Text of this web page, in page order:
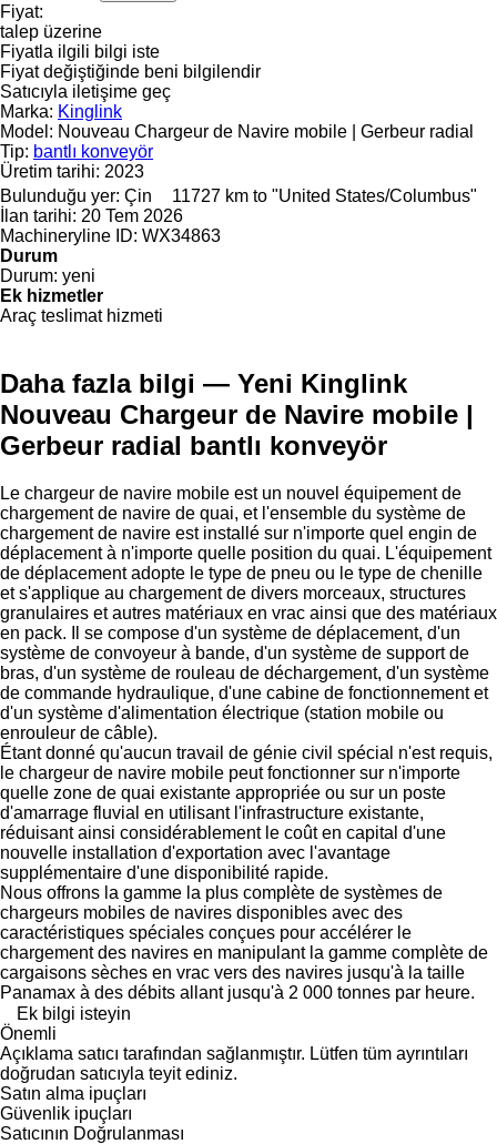
Fiyat:
talep üzerine
Fiyatla ilgili bilgi iste
Fiyat değiştiğinde beni bilgilendir
Satıcıyla iletişime geç
Marka: Kinglink
Model: Nouveau Chargeur de Navire mobile | Gerbeur radial
Tip: bantlı konveyör
Üretim tarihi: 2023
Bulunduğu yer: Çin
11727 km to "United States/Columbus"
İlan tarihi: 20 Tem 2026
Machineryline ID: WX34863
Durum
Durum: yeni
Ek hizmetler
Araç teslimat hizmeti
Daha fazla bilgi — Yeni Kinglink
Nouveau Chargeur de Navire mobile |
Gerbeur radial bantlı konveyör
Le chargeur de navire mobile est un nouvel équipement de
chargement de navire de quai, et l'ensemble du système de
chargement de navire est installé sur n'importe quel engin de
déplacement à n'importe quelle position du quai. L'équipement
de déplacement adopte le type de pneu ou le type de chenille
et s'applique au chargement de divers morceaux, structures
granulaires et autres matériaux en vrac ainsi que des matériaux
en pack. Il se compose d'un système de déplacement, d'un
système de convoyeur à bande, d'un système de support de
bras, d'un système de rouleau de déchargement, d'un système
de commande hydraulique, d'une cabine de fonctionnement et
d'un système d'alimentation électrique (station mobile ou
enrouleur de câble).
Étant donné qu'aucun travail de génie civil spécial n'est requis,
le chargeur de navire mobile peut fonctionner sur n'importe
quelle zone de quai existante appropriée ou sur un poste
d'amarrage fluvial en utilisant l'infrastructure existante,
réduisant ainsi considérablement le coût en capital d'une
nouvelle installation d'exportation avec l'avantage
supplémentaire d'une disponibilité rapide.
Nous offrons la gamme la plus complète de systèmes de
chargeurs mobiles de navires disponibles avec des
caractéristiques spéciales conçues pour accélérer le
chargement des navires en manipulant la gamme complète de
cargaisons sèches en vrac vers des navires jusqu'à la taille
Panamax à des débits allant jusqu'à 2 000 tonnes par heure.
Ek bilgi isteyin
Önemli
Açıklama satıcı tarafından sağlanmıştır. Lütfen tüm ayrıntıları
doğrudan satıcıyla teyit ediniz.
Satın alma ipuçları
Güvenlik ipuçları
Satıcının Doğrulanması